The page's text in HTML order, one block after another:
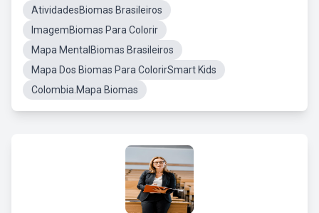
AtividadesBiomas Brasileiros
ImagemBiomas Para Colorir
Mapa MentalBiomas Brasileiros
Mapa Dos Biomas Para ColorirSmart Kids
Colombia.Mapa Biomas